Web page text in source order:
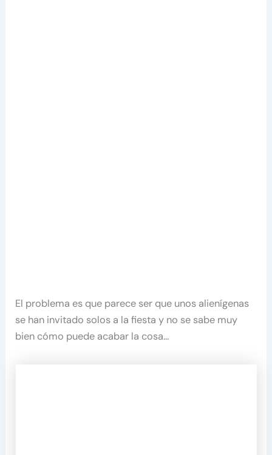
El problema es que parece ser que unos alienígenas
se han invitado solos a la fiesta y no se sabe muy
bien cómo puede acabar la cosa…